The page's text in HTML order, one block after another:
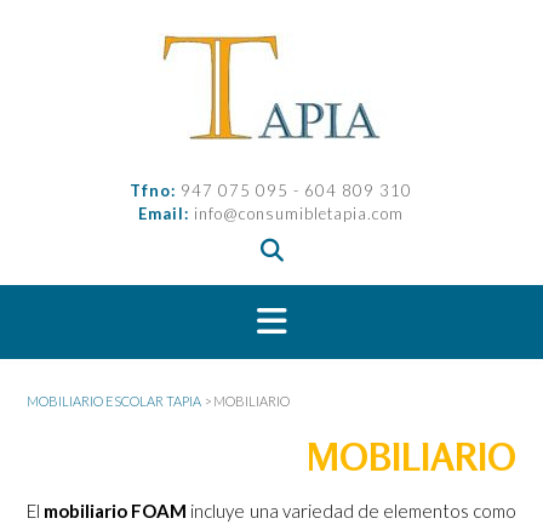
Tfno: 947 075 095 - 604 809 310
Email: info@consumibletapia.com
MOBILIARIO ESCOLAR TAPIA > MOBILIARIO
MOBILIARIO
El mobiliario FOAM incluye una variedad de elementos como